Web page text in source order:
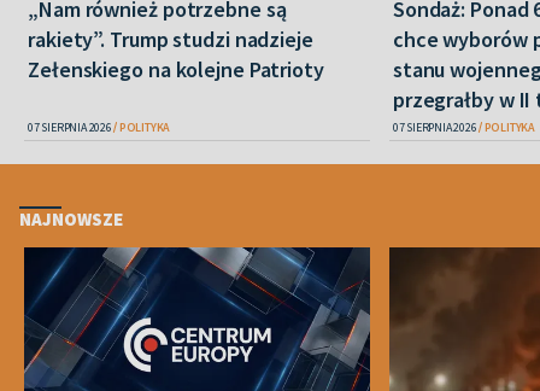
„Nam również potrzebne są
rakiety”. Trump studzi nadzieje
Zełenskiego na kolejne Patrioty
07 SIERPNIA 2026 POLITYKA
Sondaż: Ponad
chce wyborów
stanu
przegrałby w II
07 SIERPNIA 2026 POLITYKA
NAJNOWSZE